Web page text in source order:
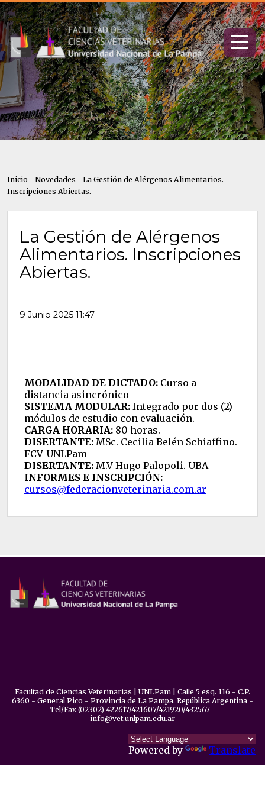
Inicio Novedades
La Gestión de Alérgenos Alimentarios.
Inscripciones Abiertas.
La Gestión de Alérgenos
Alimentarios. Inscripciones
Abiertas.
9 Junio 2025 11:47
MODALIDAD DE DICTADO: Curso a
distancia asincrónico
SISTEMA MODULAR: Integrado por dos (2)
módulos de estudio con evaluación.
CARGA HORARIA: 80 horas.
DISERTANTE: MSc. Cecilia Belén Schiaffino.
FCV-UNLPam
DISERTANTE: M.V Hugo Palopoli. UBA
INFORMES E INSCRIPCIÓN:
cursos@federacionveterinaria.com.ar
Facultad de Ciencias Veterinarias | UNLPam | Calle 5 esq. 116 - C.P.
6360 - General Pico - Provincia de La Pampa. República Argentina -
Tel/Fax (02302) 422617/421607/421920/432567 -
info@vet.unlpam.edu.ar
Powered by Translate